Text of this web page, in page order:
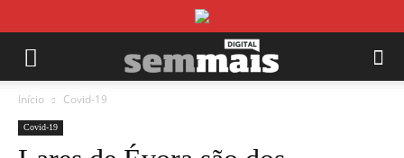
Início Covid-19
Covid-19